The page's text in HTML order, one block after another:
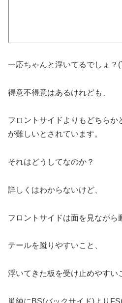
一応ちゃんと浮いてるでしょ？
得意不得意はあるけれども、
フロントサイドよりもどちらか
が難しいとされています。
それはどうしてなのか？
詳しくはわからないけど、
フロントサイドは面を見ながら
テールを蹴りやすいこと、
浮いてきた板を受け止めやすい
単純にBS(バックサイド)より